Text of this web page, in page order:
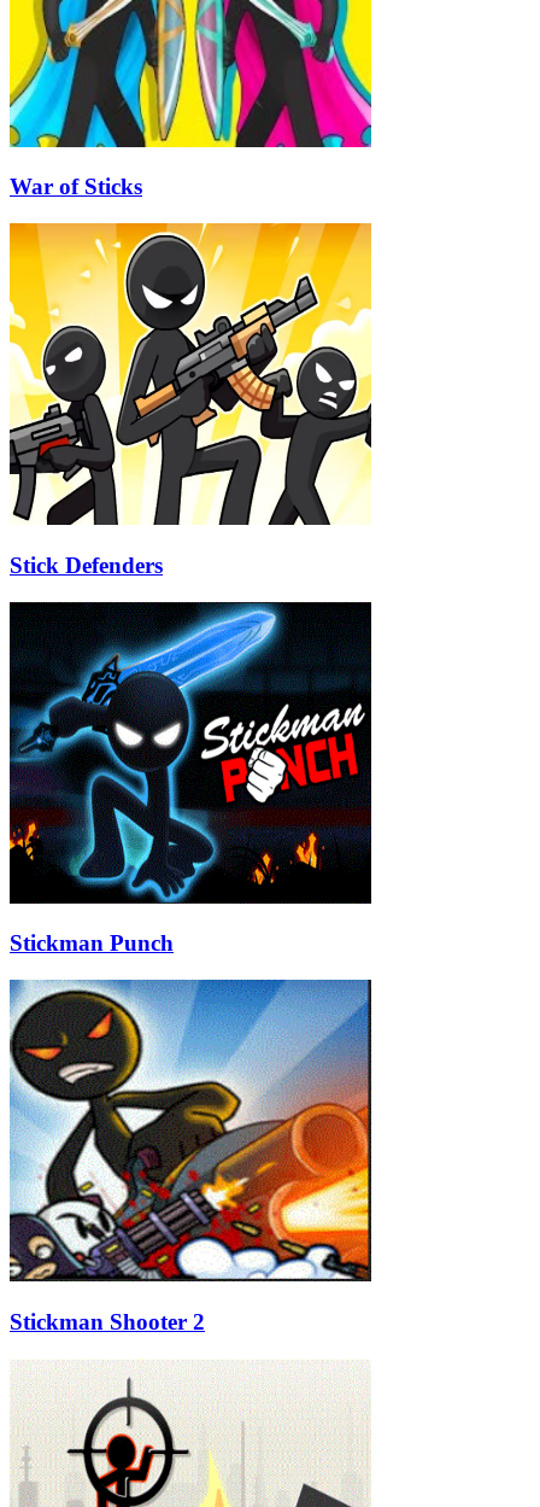
War of Sticks
Stick Defenders
Stickman Punch
Stickman Shooter 2